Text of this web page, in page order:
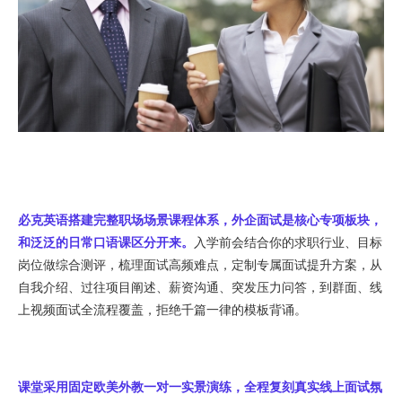
必克英语搭建完整职场场景课程体系，外企面试是核心专项板块，
和泛泛的日常口语课区分开来。
入学前会结合你的求职行业、目标
岗位做综合测评，梳理面试高频难点，定制专属面试提升方案，从
自我介绍、过往项目阐述、薪资沟通、突发压力问答，到群面、线
上视频面试全流程覆盖，拒绝千篇一律的模板背诵。
课堂采用固定欧美外教一对一实景演练，全程复刻真实线上面试氛